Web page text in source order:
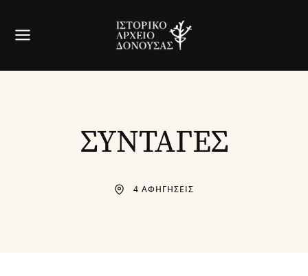
ΣΥΝΤΑΓΕΣ
4 ΑΦΗΓΗΣΕΙΣ